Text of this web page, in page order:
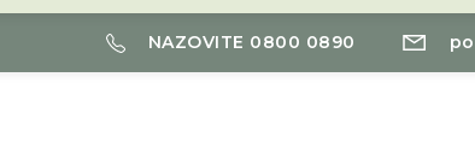
NAZOVITE 0800 0890